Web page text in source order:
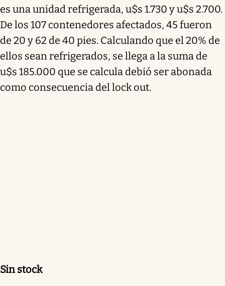
es una unidad refrigerada, u$s 1.730 y u$s 2.700.
De los 107 contenedores afectados, 45 fueron
de 20 y 62 de 40 pies. Calculando que el 20% de
ellos sean refrigerados, se llega a la suma de
u$s 185.000 que se calcula debió ser abonada
como consecuencia del lock out.
Sin stock